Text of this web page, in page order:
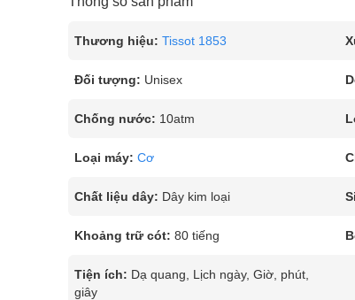
Thương hiệu: Tissot 1853
Đối tượng: Unisex
Chống nước: 10atm
Loại máy: Cơ
Chất liệu dây: Dây kim loại
Khoảng trữ cót: 80 tiếng
Tiện ích: Dạ quang, Lịch ngày, Giờ, phút,
giây